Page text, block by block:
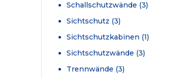
Schallschutzwände (3)
Sichtschutz (3)
Sichtschutzkabinen (1)
Sichtschutzwände (3)
Trennwände (3)